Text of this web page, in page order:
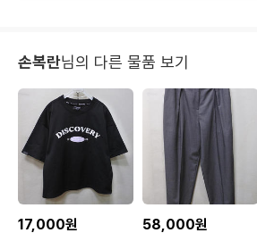
손복란님의 다른 물품 보기
17,000원 58,000원